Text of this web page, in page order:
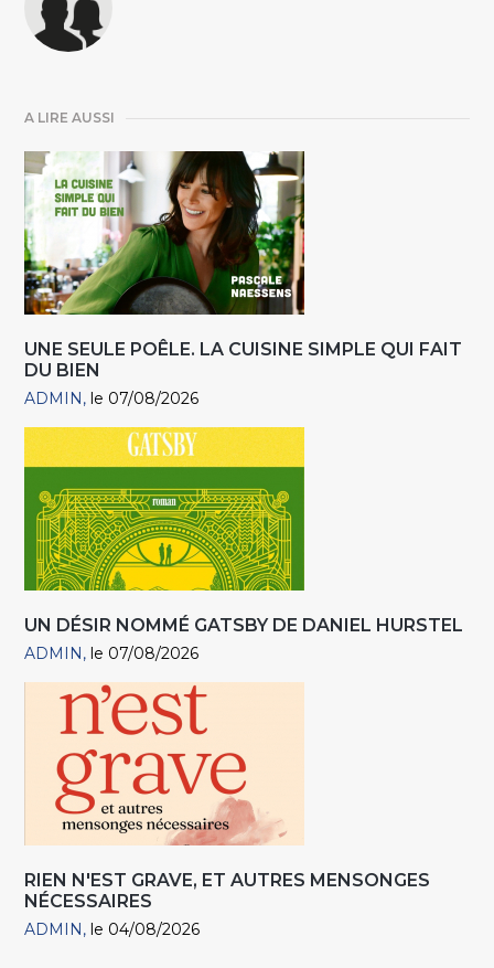
A LIRE AUSSI
UNE SEULE POÊLE. LA CUISINE SIMPLE QUI FAIT
DU BIEN
ADMIN le 07/08/2026
UN DÉSIR NOMMÉ GATSBY DE DANIEL HURSTEL
ADMIN le 07/08/2026
RIEN N'EST GRAVE, ET AUTRES MENSONGES
NÉCESSAIRES
ADMIN le 04/08/2026